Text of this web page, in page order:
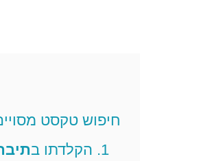
חיפוש טקסט
הקלדתו ב